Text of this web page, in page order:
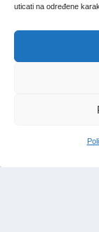
uticati na određene